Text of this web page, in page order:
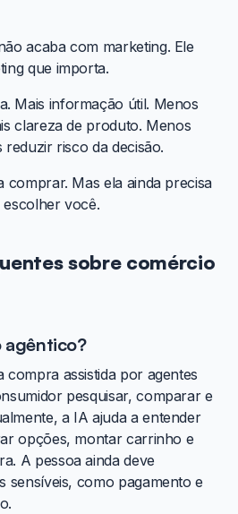
acaba com marketing. Ele
que importa.
Mais informação útil. Menos
clareza de produto. Menos
risco da decisão.
comprar. Mas ela ainda precisa
você.
sobre comércio
agêntico?
compra assistida por agentes
pesquisar, comparar e
a IA ajuda a entender
opções, montar carrinho e
A pessoa ainda deve
sensíveis, como pagamento e